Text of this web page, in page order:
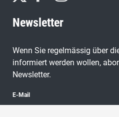
Newsletter
Wenn Sie regelmässig über
informiert werden wollen,
Newsletter.
E-Mail